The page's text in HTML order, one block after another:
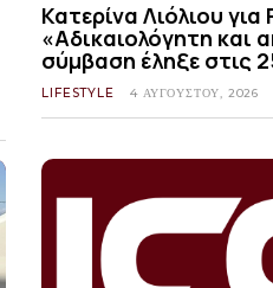
Κατερίνα Λιόλιου για
«Αδικαιολόγητη και
σύμβαση έληξε στις
LIFESTYLE 4 ΑΥΓΟΎΣΤΟΥ, 2026